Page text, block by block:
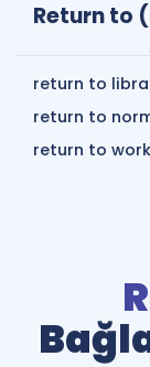
Return to
return to
return to
return to